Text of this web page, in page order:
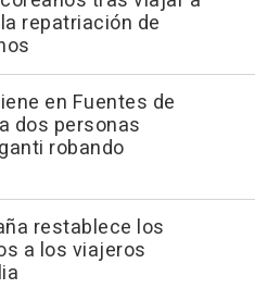
repatriación de
en Fuentes de
dos personas
robando
restablece los
a los viajeros